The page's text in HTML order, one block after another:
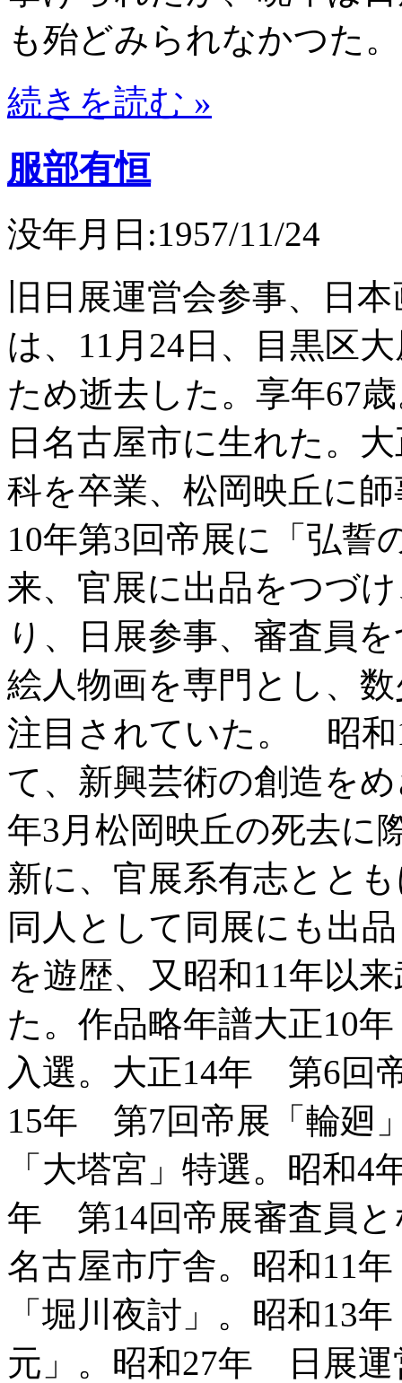
も殆どみられなかつた。
続きを読む »
服部有恒
没年月日:1957/11/24
旧日展運営会参事、日
は、11月24日、目黒区
ため逝去した。享年67
日名古屋市に生れた。
科を卒業、松岡映丘に
10年第3回帝展に「弘誓
来、官展に出品をつづ
り、日展参事、審査員
絵人物画を専門とし、
注目されていた。 昭和
て、新興芸術の創造を
年3月松岡映丘の死去に
新に、官展系有志とと
同人として同展にも出
を遊歴、又昭和11年以
た。作品略年譜大正10
入選。大正14年 第6回
15年 第7回帝展「輪廻
「大塔宮」特選。昭和
年 第14回帝展審査員
名古屋市庁舎。昭和11
「堀川夜討」。昭和13
元」。昭和27年 日展運